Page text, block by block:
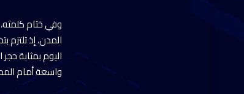
وفي ختام
المدن، إذ
اليوم بمثابة
واسعة أمام